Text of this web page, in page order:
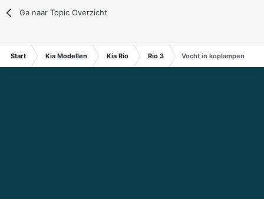
Ga naar Topic Overzicht
Start Kia Modellen Kia Rio Rio 3 Vocht in koplampen